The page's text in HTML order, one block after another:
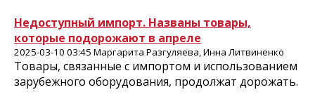
Недоступный импорт. Названы товары,
которые подорожают в апреле
2025-03-10 03:45 Маргарита Разгуляева, Инна Литвиненко
Товары, связанные с импортом и использованием
зарубежного оборудования, продолжат дорожать.